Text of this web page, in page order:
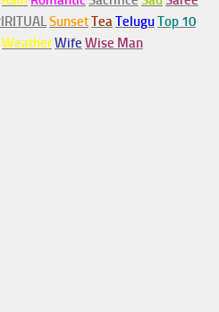
SunsetTeaTeluguTop 10
WeatherWife Wise Man